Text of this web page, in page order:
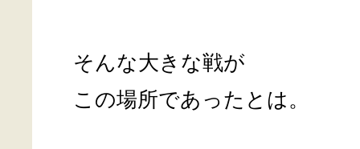
そんな大きな戦が
この場所であったとは。